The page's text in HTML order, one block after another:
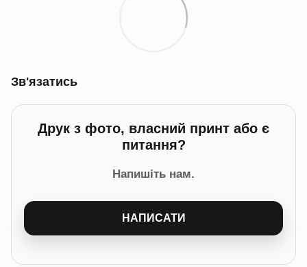
Зв'язатись
Друк з фото, власний принт або є
питання?
Напишіть нам.
НАПИСАТИ